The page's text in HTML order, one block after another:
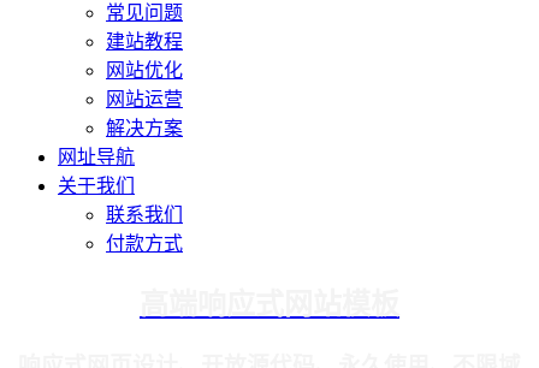
常见问题
建站教程
网站优化
网站运营
解决方案
网址导航
关于我们
联系我们
付款方式